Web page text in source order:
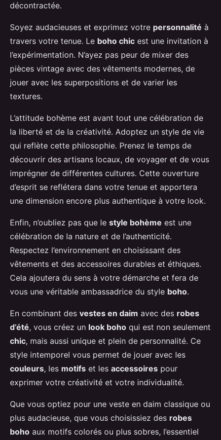
décontractée.
Soyez audacieuses et exprimez votre personnalité à
travers votre tenue. Le boho chic est une invitation à
l’expérimentation. N’ayez pas peur de mixer des
pièces vintage avec des vêtements modernes, de
jouer avec les superpositions et de varier les
textures.
L’attitude bohème est avant tout une célébration de
la liberté et de la créativité. Adoptez un style de vie
qui reflète cette philosophie. Prenez le temps de
découvrir des artisans locaux, de voyager et de vous
imprégner de différentes cultures. Cette ouverture
d’esprit se reflétera dans votre tenue et apportera
une dimension encore plus authentique à votre look.
Enfin, n’oubliez pas que le style bohème est une
célébration de la nature et de l’authenticité.
Respectez l’environnement en choisissant des
vêtements et des accessoires durables et éthiques.
Cela ajoutera du sens à votre démarche et fera de
vous une véritable ambassadrice du style boho.
En combinant des vestes en daim avec des robes
d’été, vous créez un look boho qui est non seulement
chic, mais aussi unique et plein de personnalité. Ce
style intemporel vous permet de jouer avec les
couleurs, les motifs et les accessoires pour
exprimer votre créativité et votre individualité.
Que vous optiez pour une veste en daim classique ou
plus audacieuse, que vous choisissiez des robes
boho aux motifs colorés ou plus sobres, l’essentiel